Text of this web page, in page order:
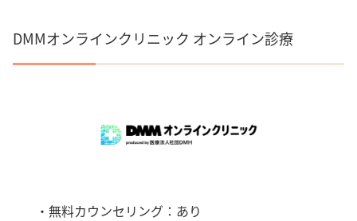
DMMオンラインクリニック オンライン診療
・無料カウンセリング：あり